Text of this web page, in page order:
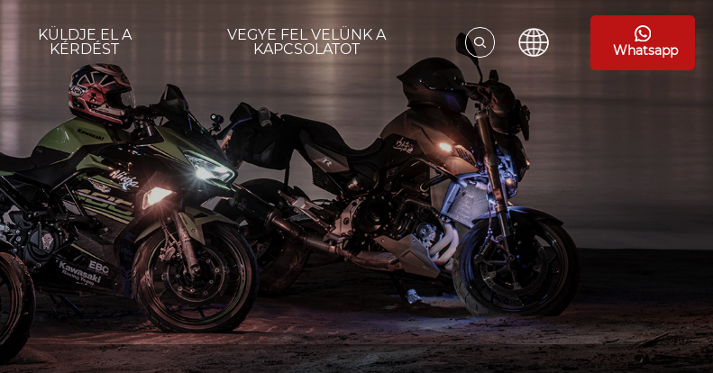
KÜLDJE EL A
KÉRDÉST
VEGYE FEL VELÜNK A
KAPCSOLATOT
Whatsapp